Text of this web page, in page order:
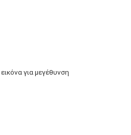
για μεγέθυνση